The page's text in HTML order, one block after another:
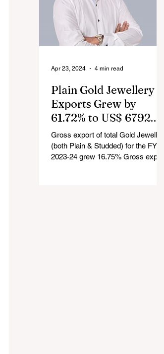
Plain Gold Jewellery
Exports Grew by
61.72% to US$ 6792.24
million in FY 2023-24
Gross export of total Gold Jewellery
(both Plain & Studded) for the FY
2023-24 grew 16.75% Gross export
Apr 23, 2024 4 min read